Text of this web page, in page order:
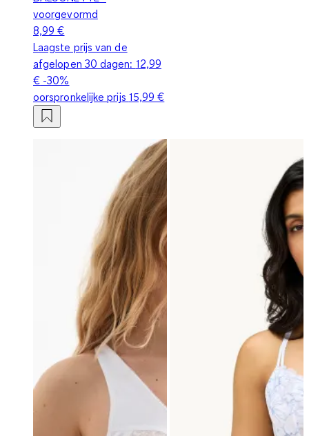
voorgevormd
8,99 €
Laagste prijs van de
afgelopen 30 dagen: 12,99
€ -30%
oorspronkelijke prijs 15,99 €